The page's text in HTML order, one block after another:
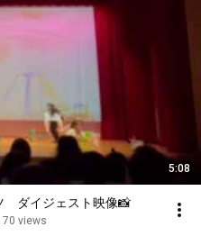
5:08
ダイジェスト映像📸
views